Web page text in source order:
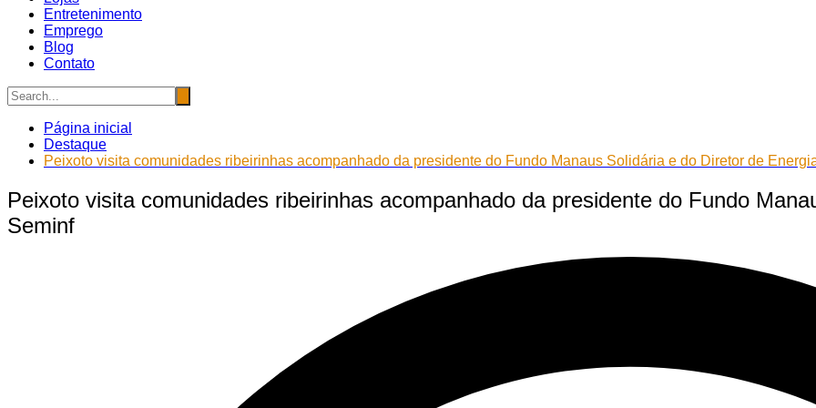
Entretenimento
Emprego
Blog
Contato
Página inicial
Destaque
Peixoto visita comunidades ribeirinhas acompanhado da presidente do Fundo Manaus Solidária e do Diretor de
Peixoto visita comunidades ribeirinhas acompanhado da presidente do Fundo
Seminf